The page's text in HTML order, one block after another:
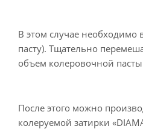
В этом случае необходимо
пасту). Тщательно
объем колеровочной пасты
После этого можно
колеруемой затирки